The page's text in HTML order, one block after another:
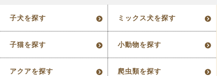
子犬を探す ミックス犬を探す
子猫を探す 小動物を探す
アクアを探す 爬虫類を探す